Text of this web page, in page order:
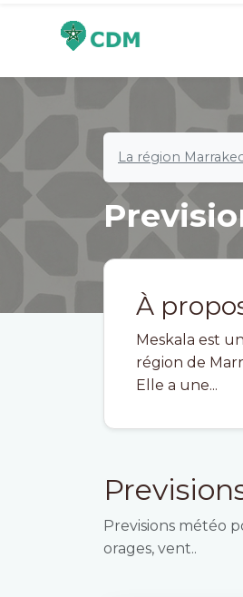
La région
À
Meskala est
région de
Elle a une...
Previsions météo
orages, vent..